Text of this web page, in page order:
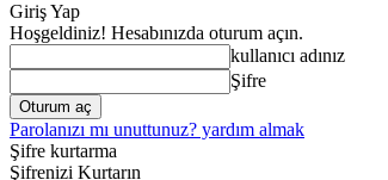
Giriş Yap
Hoşgeldiniz! Hesabınızda oturum açın.
kullanıcı adınız
Şifre
Parolanızı mı unuttunuz? yardım almak
Şifre kurtarma
Şifrenizi Kurtarın